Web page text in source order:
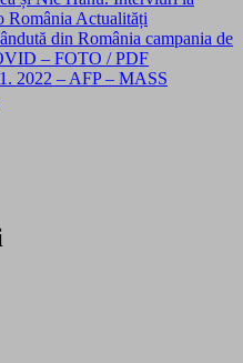
România Actualități
din România campania de
– FOTO / PDF
2022 – AFP – MASS